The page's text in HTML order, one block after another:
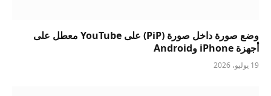
وضع صورة داخل صورة (PiP) على YouTube معطل على
أجهزة iPhone وAndroid
19 يوليو، 2026